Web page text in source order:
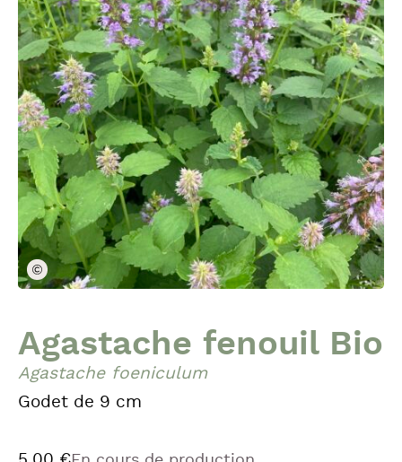
LesSerresdeRipan
Agastache fenouil Bio
Agastache foeniculum
Godet de 9 cm